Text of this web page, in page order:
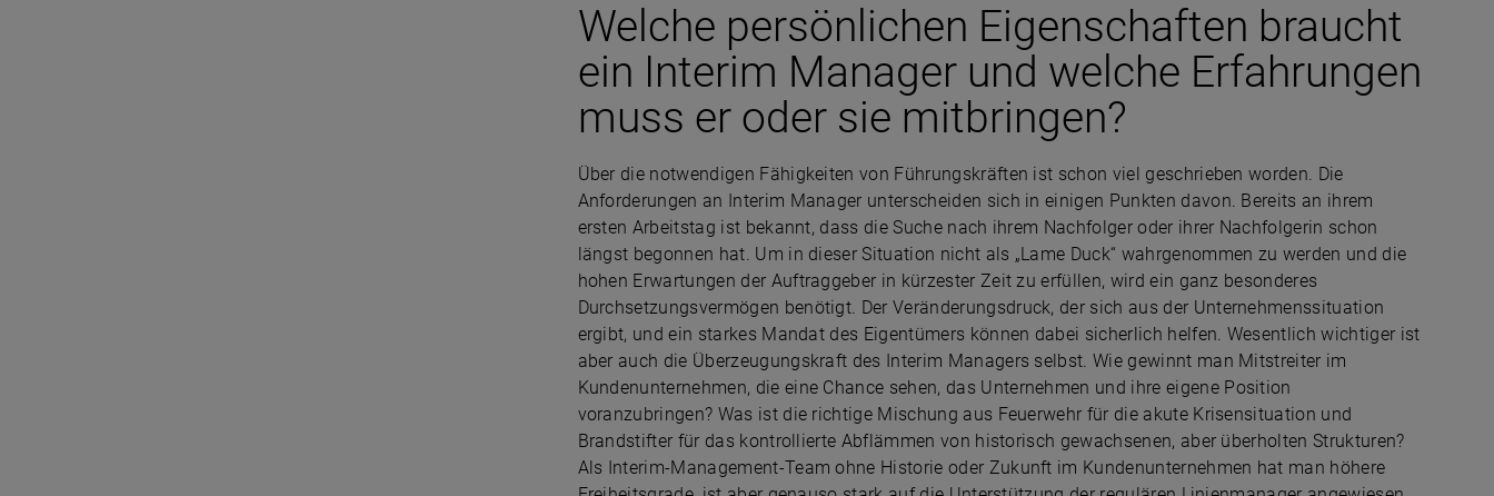
Welche persönlichen Eigenschaften braucht
ein Interim Manager und welche Erfahrungen
muss er oder sie mitbringen?
Über die notwendigen Fähigkeiten von Führungskräften ist schon viel geschrieben worden. Die
Anforderungen an Interim Manager unterscheiden sich in einigen Punkten davon. Bereits an ihrem
ersten Arbeitstag ist bekannt, dass die Suche nach ihrem Nachfolger oder ihrer Nachfolgerin schon
längst begonnen hat. Um in dieser Situation nicht als „Lame Duck“ wahrgenommen zu werden und die
hohen Erwartungen der Auftraggeber in kürzester Zeit zu erfüllen, wird ein ganz besonderes
Durchsetzungsvermögen benötigt. Der Veränderungsdruck, der sich aus der Unternehmenssituation
ergibt, und ein starkes Mandat des Eigentümers können dabei sicherlich helfen. Wesentlich wichtiger ist
aber auch die Überzeugungskraft des Interim Managers selbst. Wie gewinnt man Mitstreiter im
Kundenunternehmen, die eine Chance sehen, das Unternehmen und ihre eigene Position
voranzubringen? Was ist die richtige Mischung aus Feuerwehr für die akute Krisensituation und
Brandstifter für das kontrollierte Abflämmen von historisch gewachsenen, aber überholten Strukturen?
Als Interim-Management-Team ohne Historie oder Zukunft im Kundenunternehmen hat man höhere